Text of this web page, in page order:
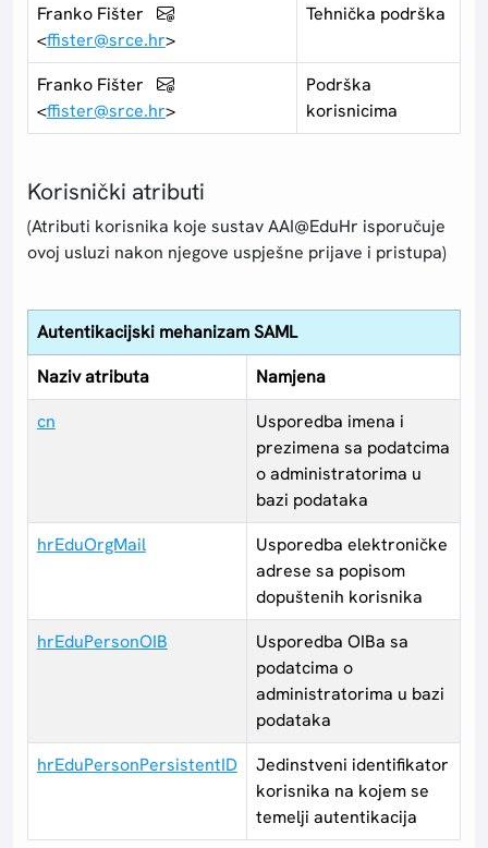
Franko Fišter
<ffister@srce.hr>
Tehnička podrška
Franko Fišter
<ffister@srce.hr>
Podrška
korisnicima
Korisnički atributi
(Atributi korisnika koje sustav AAI@EduHr isporučuje
ovoj usluzi nakon njegove uspješne prijave i pristupa)
Autentikacijski mehanizam SAML
Naziv atributa
Namjena
cn
Usporedba imena i
prezimena sa podatcima
o administratorima u
bazi podataka
hrEduOrgMail
Usporedba elektroničke
adrese sa popisom
dopuštenih korisnika
hrEduPersonOIB
Usporedba OIBa sa
podatcima o
administratorima u bazi
podataka
hrEduPersonPersistentID
Jedinstveni identifikator
korisnika na kojem se
temelji autentikacija